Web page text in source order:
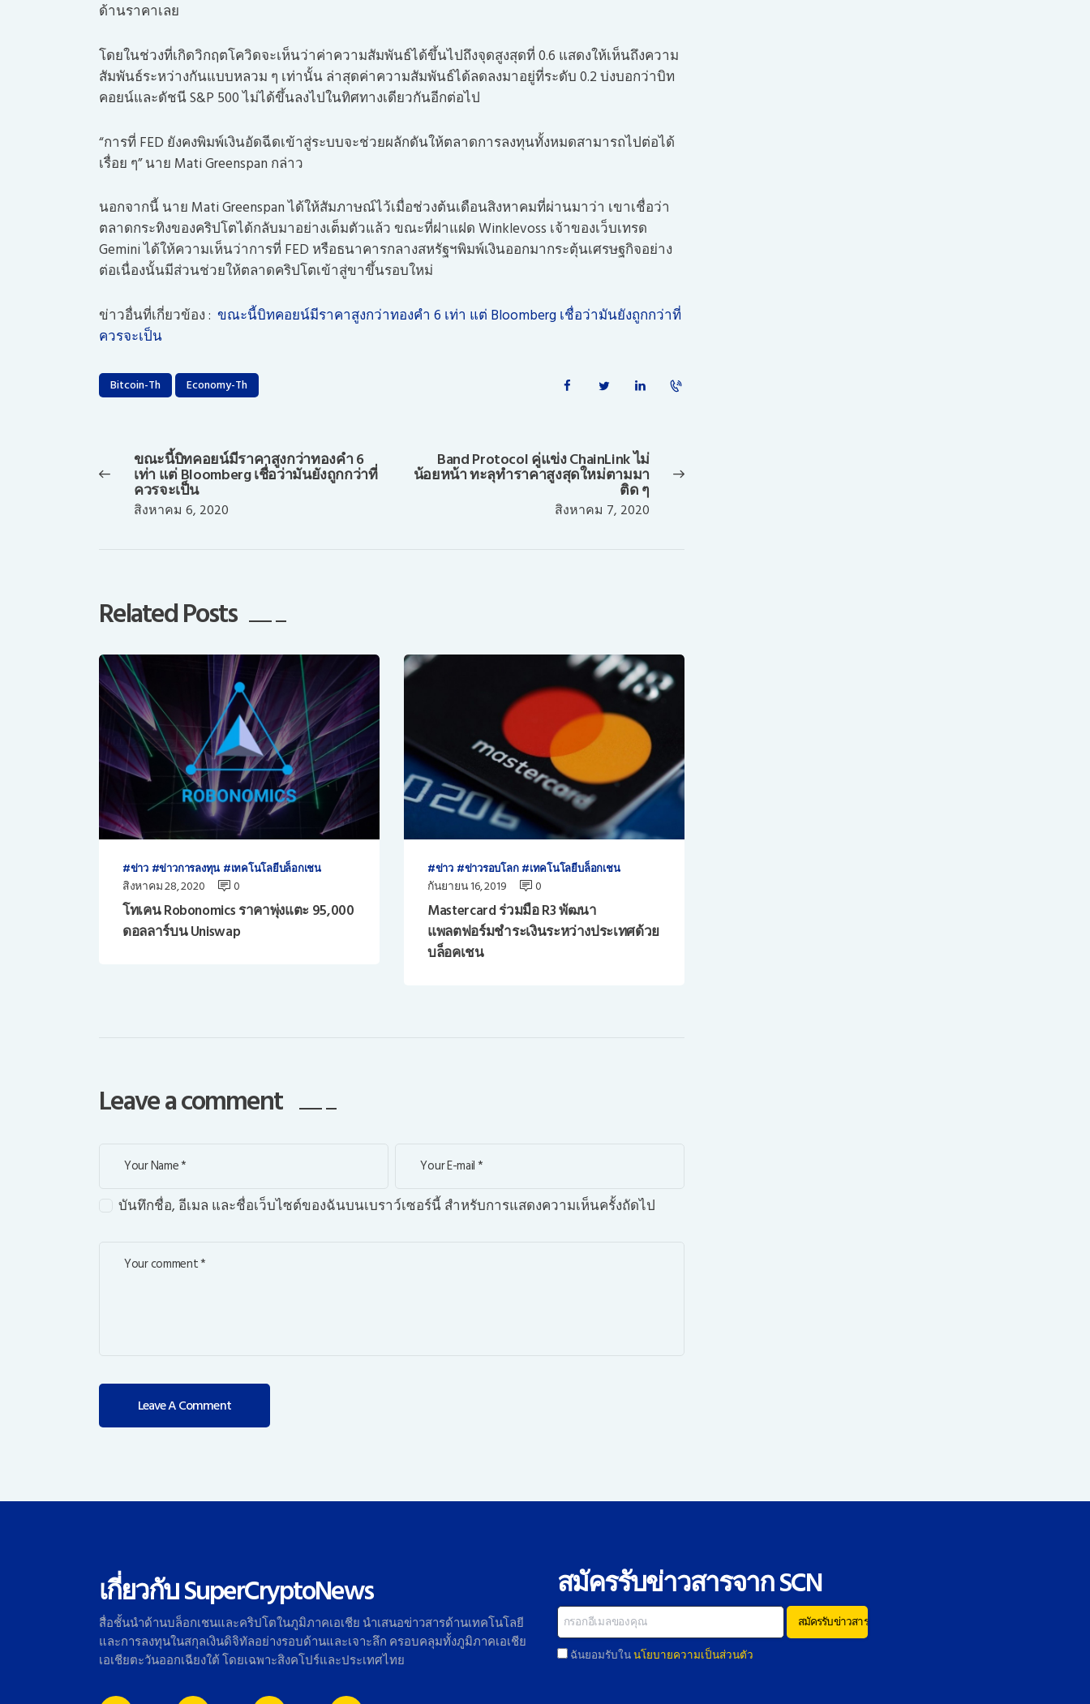
ด้านราคาเลย
โดยในช่วงที่เกิดวิกฤตโควิดจะเห็นว่าค่าความสัมพันธ์ได้ขึ้นไปถึงจุดสูงสุดที่ 0.6 แสดงให้เห็นถึงความ
สัมพันธ์ระหว่างกันแบบหลวม ๆ เท่านั้น ล่าสุดค่าความสัมพันธ์ได้ลดลงมาอยู่ที่ระดับ 0.2 บ่งบอกว่าบิท
คอยน์และดัชนี S&P 500 ไม่ได้ขึ้นลงไปในทิศทางเดียวกันอีกต่อไป
“การที่ FED ยังคงพิมพ์เงินอัดฉีดเข้าสู่ระบบจะช่วยผลักดันให้ตลาดการลงทุนทั้งหมดสามารถไปต่อได้
เรื่อย ๆ” นาย Mati Greenspan กล่าว
นอกจากนี้ นาย Mati Greenspan ได้ให้สัมภาษณ์ไว้เมื่อช่วงต้นเดือนสิงหาคมที่ผ่านมาว่า เขาเชื่อว่า
ตลาดกระทิงของคริปโตได้กลับมาอย่างเต็มตัวแล้ว ขณะที่ฝาแฝด Winklevoss เจ้าของเว็บเทรด
Gemini ได้ให้ความเห็นว่าการที่ FED หรือธนาคารกลางสหรัฐฯพิมพ์เงินออกมากระตุ้นเศรษฐกิจอย่าง
ต่อเนื่องนั้นมีส่วนช่วยให้ตลาดคริปโตเข้าสู่ขาขึ้นรอบใหม่
ข่าวอื่นที่เกี่ยวข้อง : ขณะนี้บิทคอยน์มีราคาสูงกว่าทองคำ 6 เท่า แต่ Bloomberg เชื่อว่ามันยังถูกกว่าที่
ควรจะเป็น
Bitcoin-Th Economy-Th
Previous
post:
ขณะนี้บิทคอยน์มีราคาสูงกว่าทองคำ 6
เท่า แต่ Bloomberg เชื่อว่ามันยังถูกกว่าที่
ควรจะเป็น
สิงหาคม 6, 2020
Next
post:
Band Protocol คู่แข่ง ChainLink ไม่
น้อยหน้า ทะลุทำราคาสูงสุดใหม่ตามมา
ติด ๆ
สิงหาคม 7, 2020
Related Posts
ข่าว ข่าวการลงทุน เทคโนโลยีบล็อกเชน
สิงหาคม 28, 2020 0
โทเคน Robonomics ราคาพุ่งแตะ 95,000
ดอลลาร์บน Uniswap
ข่าว ข่าวรอบโลก เทคโนโลยีบล็อกเชน
กันยายน 16, 2019 0
Mastercard ร่วมมือ R3 พัฒนา
แพลตฟอร์มชำระเงินระหว่างประเทศด้วย
บล็อคเชน
Leave a comment
บันทึกชื่อ, อีเมล และชื่อเว็บไซต์ของฉันบนเบราว์เซอร์นี้ สำหรับการแสดงความเห็นครั้งถัดไป
เกี่ยวกับ SuperCryptoNews
สื่อชั้นนำด้านบล็อกเชนและคริปโตในภูมิภาคเอเชีย นำเสนอข่าวสารด้านเทคโนโลยี
และการลงทุนในสกุลเงินดิจิทัลอย่างรอบด้านและเจาะลึก ครอบคลุมทั้งภูมิภาคเอเชีย
เอเชียตะวันออกเฉียงใต้ โดยเฉพาะสิงคโปร์และประเทศไทย
สมัครรับข่าวสารจาก SCN
ฉันยอมรับในนโยบายความเป็นส่วนตัว